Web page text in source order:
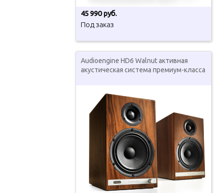
45 990 руб.
Под заказ
Audioengine HD6 Walnut активная
акустическая система премиум-класса